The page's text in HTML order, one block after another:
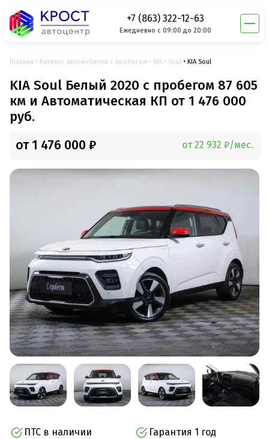
+7 (863) 322-12-63
Ежедневно с 09:00 до 20:00
Главная Каталог автомобилей с пробегом KIA Soul KIA Soul
KIA Soul Белый 2020 с пробегом 87 605
км и Автоматическая КП от 1 476 000
руб.
от 1 476 000 ₽ от 22 932 ₽/мес.
ПТС в наличии
Гарантия 1 год